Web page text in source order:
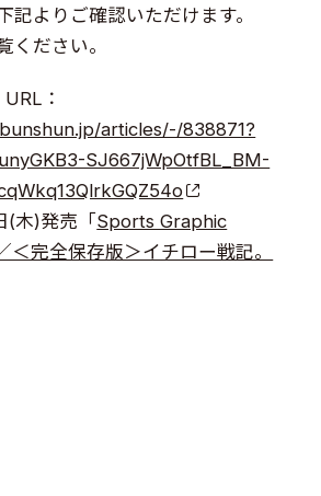
記よりご確認いただけます。
ください。
：
articles/-/838871?
SJ667jWpOtfBL_BM-
(木)発売「Sports Graphic
完全保存版＞イチロー戦記。